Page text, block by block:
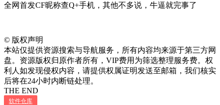
全网首发CF昵称查Q+手机，其他不多说，牛逼就完事了
© 版权声明
本站仅提供资源搜索与导航服务，所有内容均来源于第三方网
盘。资源版权归原作者所有，VIP费用为筛选整理服务费。权
利人如发现侵权内容，请提供权属证明发送至邮箱，我们核实
后将在24小时内断链处理。
THE END
软件仓库